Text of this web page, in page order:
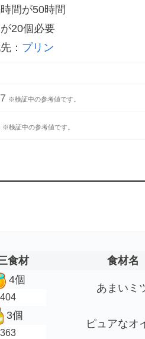
間が50時間
20個必要
： プリン
※検証中の参考値です。
※検証中の参考値です。
食材
食材名
4個
あまいミ
404
3個
ピュアなオ
363